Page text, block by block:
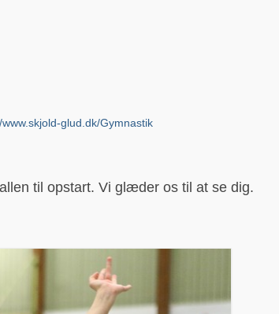
www.skjold-glud.dk/Gymnastik
til opstart. Vi glæder os til at se dig.